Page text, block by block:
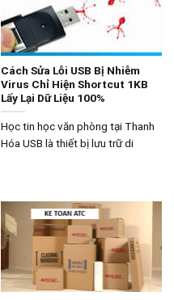
Cách Sửa Lỗi USB Bị Nhiễm
Virus Chỉ Hiện Shortcut 1KB
Lấy Lại Dữ Liệu 100%
Học tin học văn phòng tại Thanh
Hóa USB là thiết bị lưu trữ di